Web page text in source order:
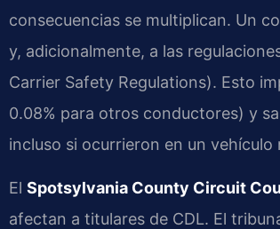
consecuencias se multiplican. Un
y, adicionalmente, a las
Carrier Safety Regulations). Esto
0.08% para otros conductores) y
incluso si ocurrieron en un vehículo
El Spotsylvania County Circuit
afectan a titulares de CDL. El